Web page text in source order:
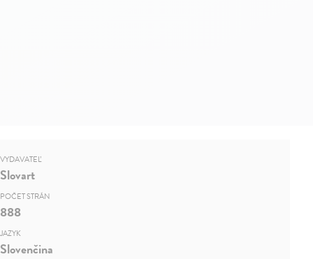
VYDAVATEĽ
Slovart
POČET STRÁN
888
JAZYK
Slovenčina